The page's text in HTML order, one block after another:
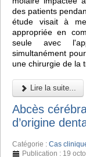
des patients
étude visait à
appropriée en
seule avec
simultanément
une chirurgie de la
Lire la suite...
Abcès
d’origine
Catégorie : Cas
Publication : 19